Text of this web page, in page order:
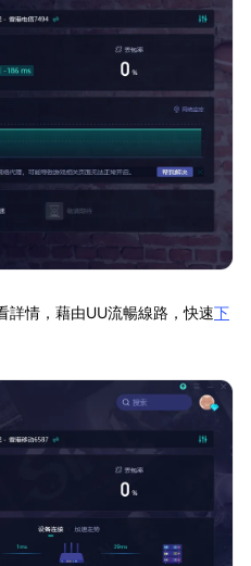
詳情，藉由UU流暢線路，快速下